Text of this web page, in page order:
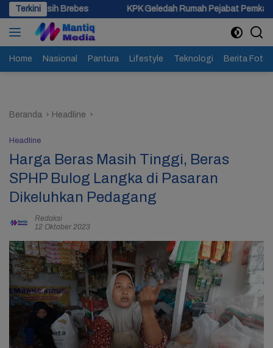
Langsung
ke
konten
Terkini KPK Geledah Rumah Pejabat Pemkab Pemalang di Kota
Home Nasional Pantura Lifestyle Teknologi Berita Foto
Beranda Headline
Headline
Harga Beras Masih Tinggi, Beras
SPHP Bulog Langka di Pasaran
Dikeluhkan Pedagang
Redaksi
12 Oktober 2023